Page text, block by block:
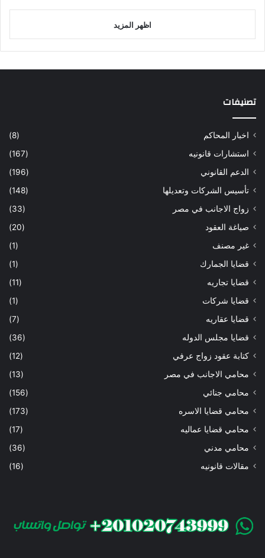
اظهر المزيد
تصنيفات
اخبار المحاكم
(8)
استشارات قانونيه
(167)
الدعم القانوني
(196)
تأسيس الشركات وتعديلها
(148)
زواج الاجانب في مصر
(33)
صياغة العقود
(20)
غير مصنف
(1)
قضايا الجمارك
(1)
قضايا تجاريه
(11)
قضايا شركات
(1)
قضايا عقاريه
(7)
قضايا مجلس الدوله
(36)
كتابة عقود زواج عرفي
(12)
محامي الاجانب في مصر
(13)
محامي جنائي
(156)
محامي قضايا الاسره
(173)
محامي قضايا عماليه
(17)
محامي مدني
(36)
مقالات قانونيه
(16)